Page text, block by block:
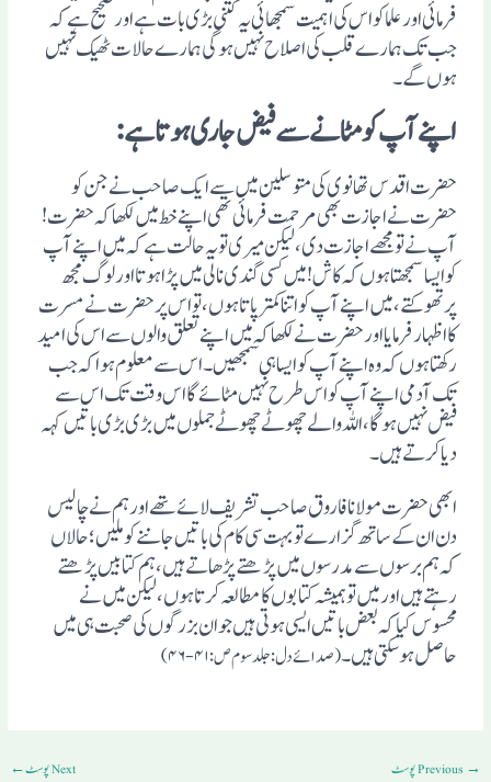
فرمائی اور علما کو اس کی اہمیت سمجھائی یہ کتنی بڑی بات ہے اور صحیح ہے کہ
جب تک ہمارے قلب کی اصلاح نہیں ہو گی ہمارے حالات ٹھیک نہیں
ہوں گے۔
اپنے آپ کو مٹانے سے فیض جاری ہوتا ہے:
حضرت اقدس تھانوی کی متوسلین میں سے ایک صاحب نے جن کو
حضرت نے اجازت بھی مرحمت فرمائی تھی اپنے خط میں لکھا کہ حضرت!
آپ نے تو مجھے اجازت دی، لیکن میری تو یہ حالت ہے کہ میں اپنے آپ
کو ایسا سمجھتا ہوں کہ کاش! میں کسی گندی نالی میں پڑا ہوتا اور لوگ مجھ
پرتھوکتے، میں اپنے آپ کو اتنا کمترپاتا ہوں، تو اس پر حضرت نے مسرت
کا اظہار فرمایا اور حضرت نے لکھا کہ میں اپنے تعلق والوں سے اس کی امید
رکھتا ہوں کہ وہ اپنے آپ کو ایسا ہی سمجھیں۔ اس سے معلوم ہوا کہ جب
تک آدمی اپنے آپ کو اس طرح نہیں مٹائے گا اس وقت تک اس سے
فیض نہیں ہوگا، اللہ والے چھوٹے چھوٹے جملوں میں بڑی بڑی باتیں کہہ
دیا کرتے ہیں۔
ابھی حضرت مولانا فاروق صاحب تشریف لائے تھے اور ہم نے چالیس
دن ان کے ساتھ گزارے تو بہت سی کام کی باتیں جاننے کوملیں؛ حالاں
کہ ہم برسوں سے مدرسوں میں پڑھتے پڑھاتے ہیں، ہم کتابیں پڑھتے
رہتے ہیں اورمیں تو ہمیشہ کتابوں کا مطالعہ کرتا ہوں، لیکن میں نے
محسوس کیا کہ بعض باتیں ایسی ہوتی ہیں جوان بزرگوں کی صحبت ہی میں
حاصل ہو سکتی ہیں۔( صدائے دل: جلد سوم ص: ۴۱-۴۶)
→ Next پوسٹ ←